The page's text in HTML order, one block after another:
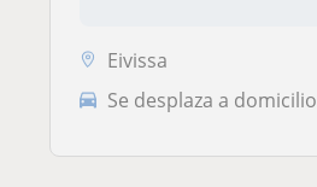
Eivissa
Se desplaza a domicilio